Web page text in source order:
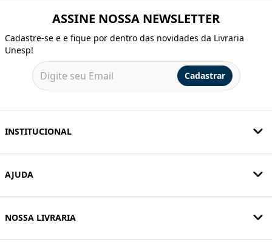
ASSINE NOSSA NEWSLETTER
Cadastre-se e e fique por dentro das novidades da Livraria
Unesp!
Cadastrar
INSTITUCIONAL
AJUDA
NOSSA LIVRARIA